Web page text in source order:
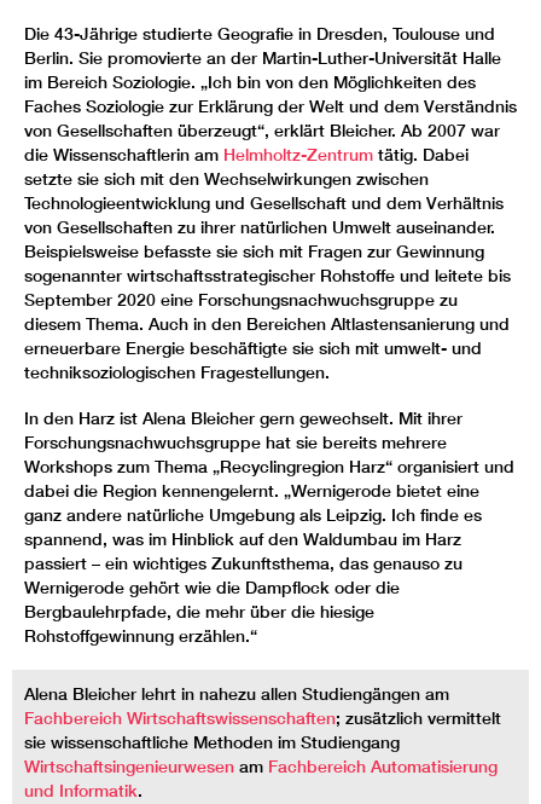
Die 43-Jährige studierte Geografie in Dresden, Toulouse und
Berlin. Sie promovierte an der Martin-Luther-Universität Halle
im Bereich Soziologie. „Ich bin von den Möglichkeiten des
Faches Soziologie zur Erklärung der Welt und dem Verständnis
von Gesellschaften überzeugt“, erklärt Bleicher. Ab 2007 war
die Wissenschaftlerin am Helmholtz-Zentrum tätig. Dabei
setzte sie sich mit den Wechselwirkungen zwischen
Technologieentwicklung und Gesellschaft und dem Verhältnis
von Gesellschaften zu ihrer natürlichen Umwelt auseinander.
Beispielsweise befasste sie sich mit Fragen zur Gewinnung
sogenannter wirtschaftsstrategischer Rohstoffe und leitete bis
September 2020 eine Forschungsnachwuchsgruppe zu
diesem Thema. Auch in den Bereichen Altlastensanierung und
erneuerbare Energie beschäftigte sie sich mit umwelt- und
techniksoziologischen Fragestellungen.
In den Harz ist Alena Bleicher gern gewechselt. Mit ihrer
Forschungsnachwuchsgruppe hat sie bereits mehrere
Workshops zum Thema „Recyclingregion Harz“ organisiert und
dabei die Region kennengelernt. „Wernigerode bietet eine
ganz andere natürliche Umgebung als Leipzig. Ich finde es
spannend, was im Hinblick auf den Waldumbau im Harz
passiert – ein wichtiges Zukunftsthema, das genauso zu
Wernigerode gehört wie die Dampflock oder die
Bergbaulehrpfade, die mehr über die hiesige
Rohstoffgewinnung erzählen.“
Alena Bleicher lehrt in nahezu allen Studiengängen am
Fachbereich Wirtschaftswissenschaften; zusätzlich vermittelt
sie wissenschaftliche Methoden im Studiengang
Wirtschaftsingenieurwesen am Fachbereich Automatisierung
und Informatik.